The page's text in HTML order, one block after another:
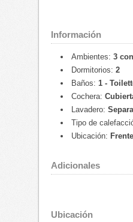
Información
Ambientes:
3
Dormitorios: 2
Baños:
1 -
Cochera:
Lavadero:
Tipo de
Ubicación: Frente
Adicionales
Ubicación